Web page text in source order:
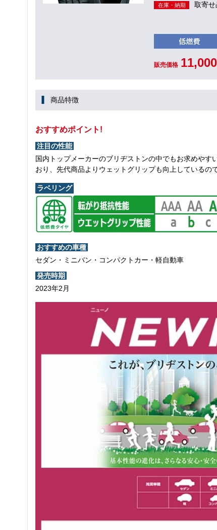
在庫・納期 取寄
販売価格 11,000
商品特徴
おすすめポイント!
注目の性能
国内トップメーカーのブリヂストンの中でもお求めや
おり、先代商品よりウェットグリップも向上しているの
ラベリング
おすすめの車種
セダン・ミニバン・コンパクトカー・軽自動車
発売時期
2023年2月